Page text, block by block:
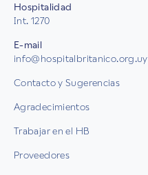
Hospitalidad
Int. 1270
E-mail
info@hospitalbritanico.org.uy
Contacto y Sugerencias
Agradecimientos
Trabajar en el HB
Proveedores